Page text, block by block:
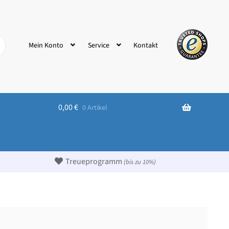
Mein Konto Service Kontakt
0,00€ 0 Artikel
Treueprogramm (bis zu 10%)